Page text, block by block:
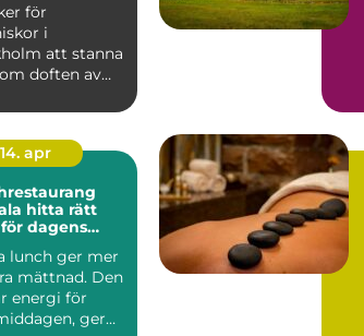
för
i
att stanna
doften av
pizzabo...
14. apr
rätt
dagens
lunch ger mer
mättnad. Den
energi för
ger